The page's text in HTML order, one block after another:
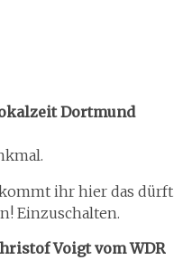
Dortmund
ihr hier das dürft
Einzuschalten.
Voigt vom WDR